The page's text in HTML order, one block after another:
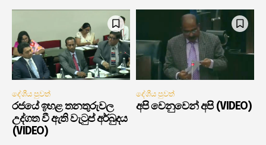
දේශීය පුවත්
රජයේ ඉහළ තනතුරුවල
උද්ගත වී ඇති වැටුප් අර්බුදය
(VIDEO)
දේශීය පුවත්
අපි වෙනුවෙන් අපි (VIDEO)